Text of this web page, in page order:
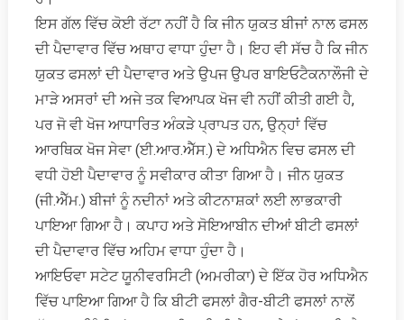
ਇਸ ਗੱਲ ਵਿੱਚ ਕੋਈ ਰੱਟਾ ਨਹੀਂ ਹੈ ਕਿ ਜੀਨ ਯੁਕਤ ਬੀਜਾਂ ਨਾਲ ਫਸਲ
ਦੀ ਪੈਦਾਵਾਰ ਵਿੱਚ ਅਥਾਹ ਵਾਧਾ ਹੁੰਦਾ ਹੈ। ਇਹ ਵੀ ਸੱਚ ਹੈ ਕਿ ਜੀਨ
ਯੁਕਤ ਫਸਲਾਂ ਦੀ ਪੈਦਾਵਾਰ ਅਤੇ ਉਪਜ ਉਪਰ ਬਾਇਓਟੈਕਨਾਲੌਜੀ ਦੇ
ਮਾੜੇ ਅਸਰਾਂ ਦੀ ਅਜੇ ਤਕ ਵਿਆਪਕ ਖੋਜ ਵੀ ਨਹੀਂ ਕੀਤੀ ਗਈ ਹੈ,
ਪਰ ਜੋ ਵੀ ਖੋਜ ਆਧਾਰਿਤ ਅੰਕੜੇ ਪ੍ਰਾਪਤ ਹਨ, ਉਨ੍ਹਾਂ ਵਿੱਚ
ਆਰਥਿਕ ਖੋਜ ਸੇਵਾ (ਈ.ਆਰ.ਐੱਸ.) ਦੇ ਅਧਿਐਨ ਵਿਚ ਫਸਲ ਦੀ
ਵਧੀ ਹੋਈ ਪੈਦਾਵਾਰ ਨੂੰ ਸਵੀਕਾਰ ਕੀਤਾ ਗਿਆ ਹੈ। ਜੀਨ ਯੁਕਤ
(ਜੀ.ਐੱਮ.) ਬੀਜਾਂ ਨੂੰ ਨਦੀਨਾਂ ਅਤੇ ਕੀਟਨਾਸ਼ਕਾਂ ਲਈ ਲਾਭਕਾਰੀ
ਪਾਇਆ ਗਿਆ ਹੈ। ਕਪਾਹ ਅਤੇ ਸੋਇਆਬੀਨ ਦੀਆਂ ਬੀਟੀ ਫਸਲਾਂ
ਦੀ ਪੈਦਾਵਾਰ ਵਿੱਚ ਅਹਿਮ ਵਾਧਾ ਹੁੰਦਾ ਹੈ।
ਆਇਓਵਾ ਸਟੇਟ ਯੂਨੀਵਰਸਿਟੀ (ਅਮਰੀਕਾ) ਦੇ ਇੱਕ ਹੋਰ ਅਧਿਐਨ
ਵਿੱਚ ਪਾਇਆ ਗਿਆ ਹੈ ਕਿ ਬੀਟੀ ਫਸਲਾਂ ਗੈਰ-ਬੀਟੀ ਫਸਲਾਂ ਨਾਲੋਂ